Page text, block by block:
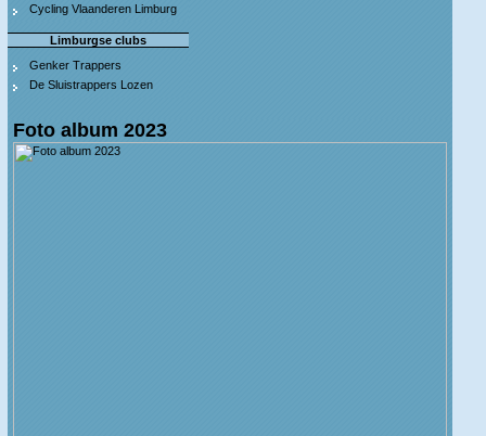
Cycling Vlaanderen Limburg
Limburgse clubs
Genker Trappers
De Sluistrappers Lozen
Foto album 2023